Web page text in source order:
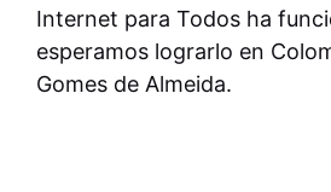
Internet para Todos ha
esperamos lograrlo en
Gomes de Almeida.